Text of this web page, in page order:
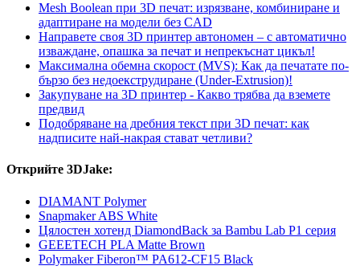
Mesh Boolean при 3D печат: изрязване, комбиниране и
адаптиране на модели без CAD
Направете своя 3D принтер автономен – с автоматично
изваждане, опашка за печат и непрекъснат цикъл!
Максимална обемна скорост (MVS): Как да печатате по-
бързо без недоекструдиране (Under-Extrusion)!
Закупуване на 3D принтер - Какво трябва да вземете
предвид
Подобряване на дребния текст при 3D печат: как
надписите най-накрая стават четливи?
Открийте 3DJake:
DIAMANT Polymer
Snapmaker ABS White
Цялостен хотенд DiamondBack за Bambu Lab P1 серия
GEEETECH PLA Matte Brown
Polymaker Fiberon™ PA612-CF15 Black